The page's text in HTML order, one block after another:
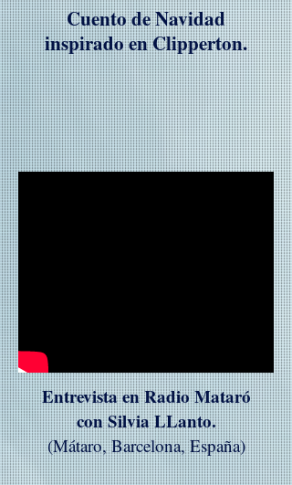
Cuento de Navidad
inspirado en Clipperton.
Entrevista en Radio Mataró
con Silvia LLanto.
(Mátaro, Barcelona, España)